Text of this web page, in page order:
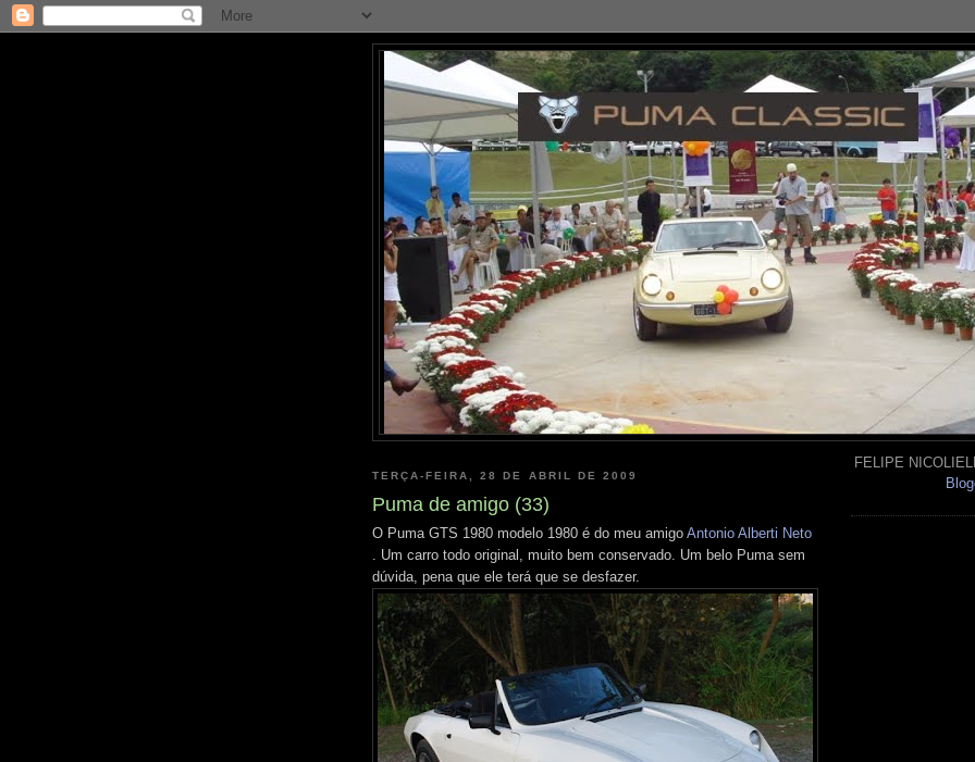
TERÇA-FEIRA, 28 DE ABRIL DE 2009
Puma de amigo (33)
O Puma GTS 1980 modelo 1980 é do meu amigo Antonio Alberti Neto
. Um carro todo original, muito bem conservado. Um belo Puma sem
dúvida, pena que ele terá que se desfazer.
FELIPE